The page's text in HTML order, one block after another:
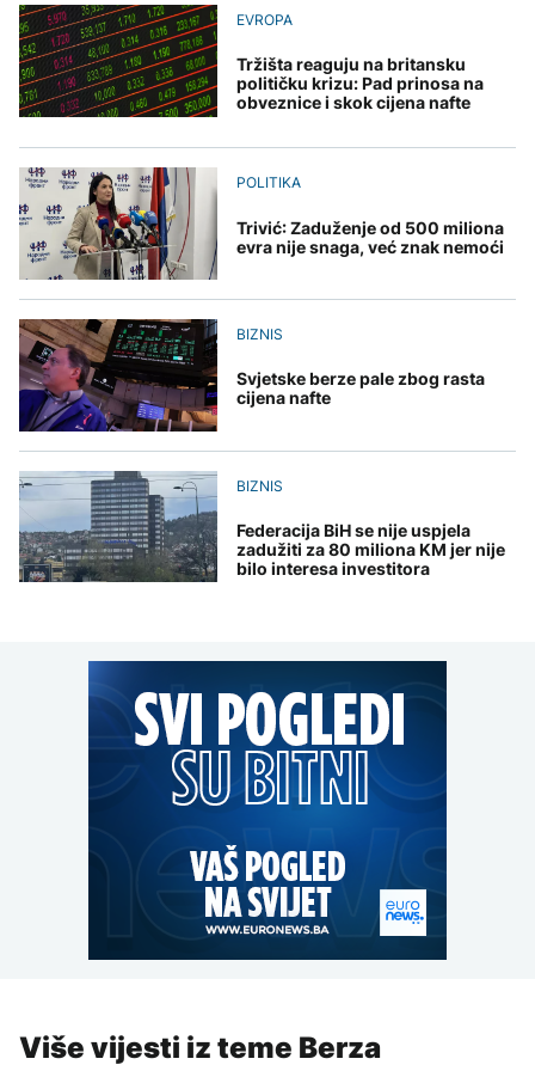
pomognu u gašenju
AKTUELNO
Sarajevski vatrogasci
pomognu u gašenju
nosila krovove u
AKTUELNO
Španija od sutra uvodi
putnike iz Italije
Perseidi stiže sredinom
TEHNOLOGIJA
Mete, zbog ugrožavanja
miliona dolara
KULTURA
Rat i pijesak prijete
Meroe u Sudanu
EVROPA
Tržišta reaguju na britansku
političku krizu: Pad prinosa na
obveznice i skok cijena nafte
POLITIKA
Trivić: Zaduženje od 500 miliona
evra nije snaga, već znak nemoći
BIZNIS
Svjetske berze pale zbog rasta
cijena nafte
BIZNIS
Federacija BiH se nije uspjela
zadužiti za 80 miliona KM jer nije
bilo interesa investitora
Više vijesti iz teme Berza